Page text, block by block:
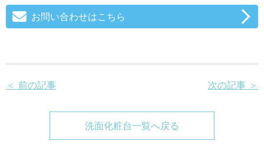
お問い合わせはこちら
＜ 前の記事 次の記事 ＞
洗面化粧台一覧へ戻る